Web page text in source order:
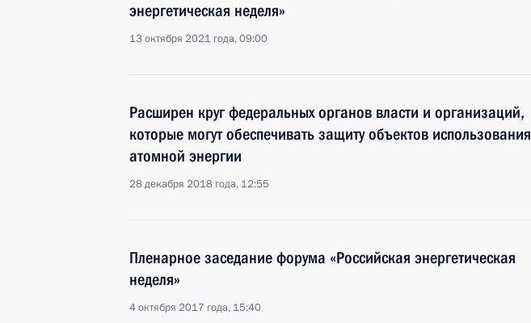
энергетическая неделя»
13 октября 2021 года, 09:00
Расширен круг федеральных органов власти и организаций,
которые могут обеспечивать защиту объектов использования
атомной энергии
28 декабря 2018 года, 12:55
Пленарное заседание форума «Российская энергетическая
неделя»
4 октября 2017 года, 15:40